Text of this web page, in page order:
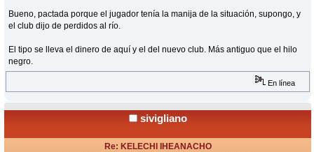
Bueno, pactada porque el jugador tenía la manija de la situación, supongo, y
el club dijo de perdidos al río.
El tipo se lleva el dinero de aquí y el del nuevo club. Más antiguo que el hilo
negro.
En línea
sivigliano
Re: KELECHI IHEANACHO